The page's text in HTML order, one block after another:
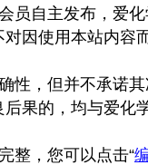
员自主发布，爱
因使用本站内容
性，但并不承诺
果的，均与爱化
整，您可以点击“